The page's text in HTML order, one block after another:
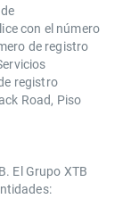
con el número
de registro
registro
Road, Piso
El Grupo XTB